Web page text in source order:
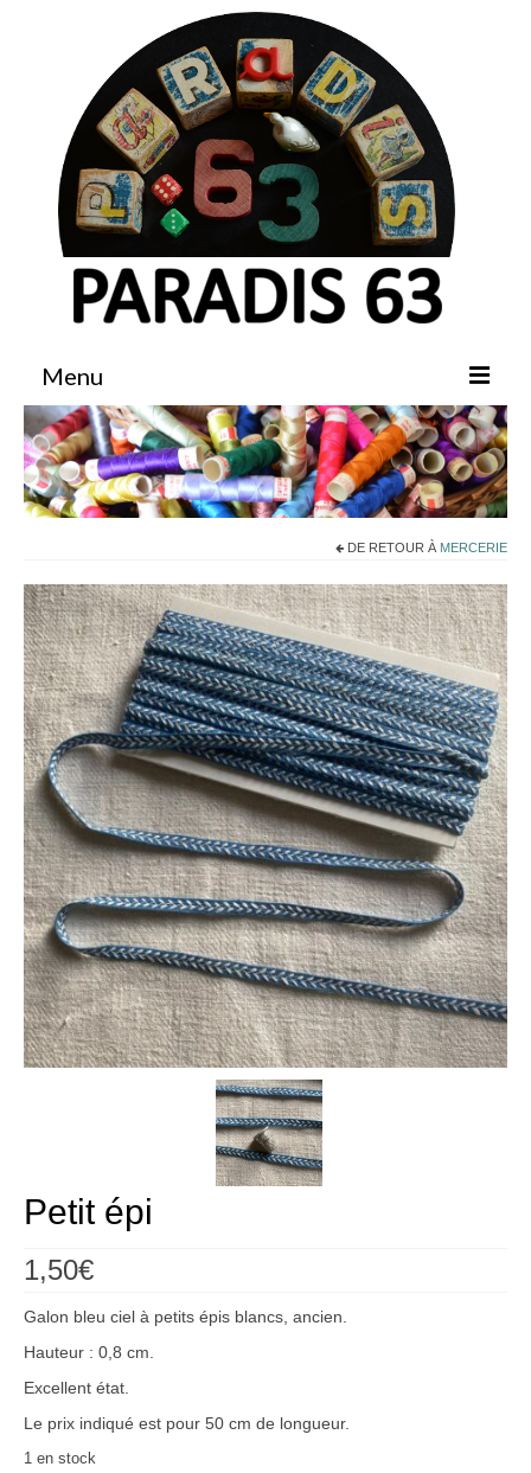
Menu
Accueil
Boutique
Déco
Mobilier
Vaisselle ancienne
Jouets anciens
Tissus
Patchwork
Mercerie
Dressing
Linge ancien
Ephemera
Créations
Blog
Galerie
DE RETOUR À MERCERIE
Petit épi
1,50€
Galon bleu ciel à petits épis blancs, ancien.
Hauteur : 0,8 cm.
Excellent état.
Le prix indiqué est pour 50 cm de longueur.
1 en stock